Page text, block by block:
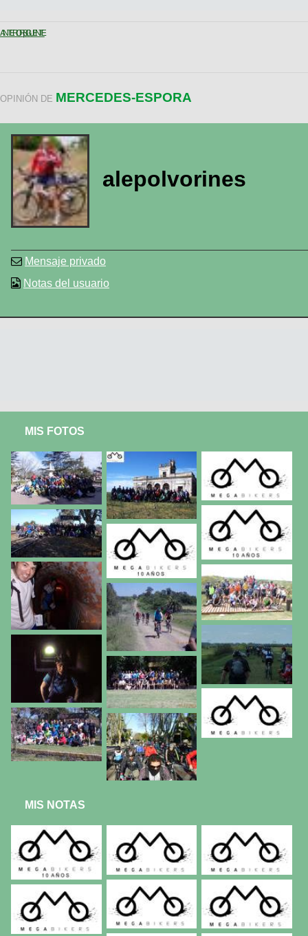
ANTERIORSIGUIENTE
OPINIÓN DE MERCEDES-ESPORA
alepolvorines
Mensaje privado
Notas del usuario
MIS FOTOS
MIS NOTAS